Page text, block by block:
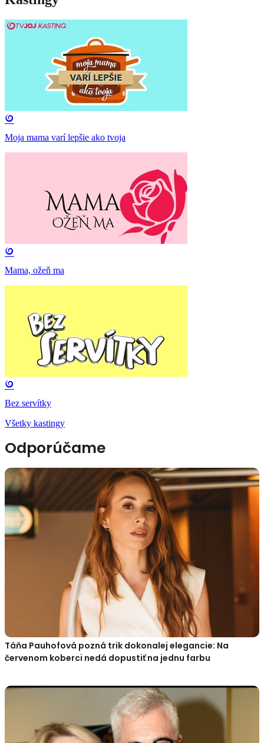
Moja mama varí lepšie ako tvoja
Mama, ožeň ma
Bez servítky
Všetky kastingy
Odporúčame
Táňa Pauhofová pozná trik dokonalej elegancie: Na
červenom koberci nedá dopustiť na jednu farbu